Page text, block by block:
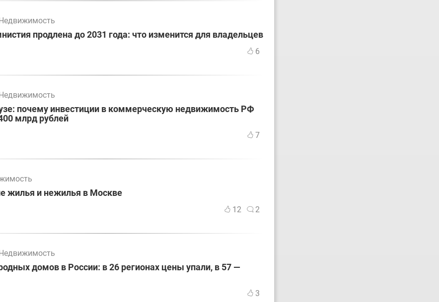
продлена до 2031 года: что изменится для владельцев
6
почему инвестиции в коммерческую недвижимость РФ
млрд рублей
7
жилья и нежилья в Москве
12 2
домов в России: в 26 регионах цены упали, в 57 —
3